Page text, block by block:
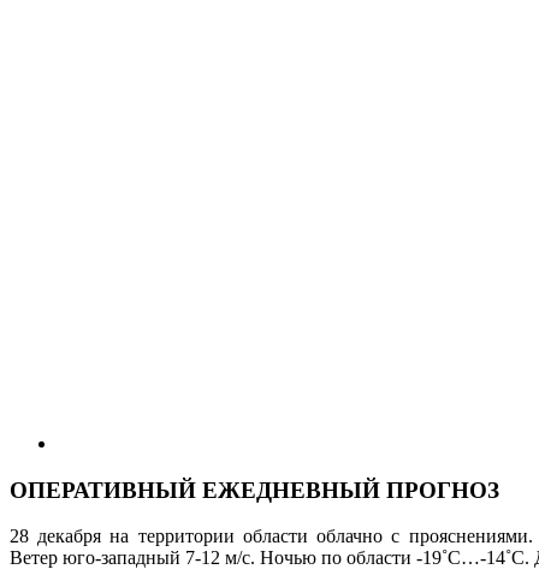
ОПЕРАТИВНЫЙ ЕЖЕДНЕВНЫЙ ПРОГНОЗ
28 декабря на территории области облачно с
Ветер юго-западный 7-12 м/с. Ночью по области -19˚С…-